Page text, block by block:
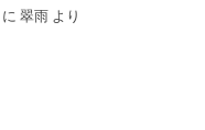
に 翠雨 より